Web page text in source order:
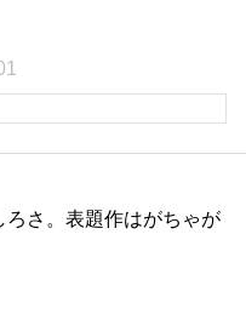
ろさ。表題作はがちゃが